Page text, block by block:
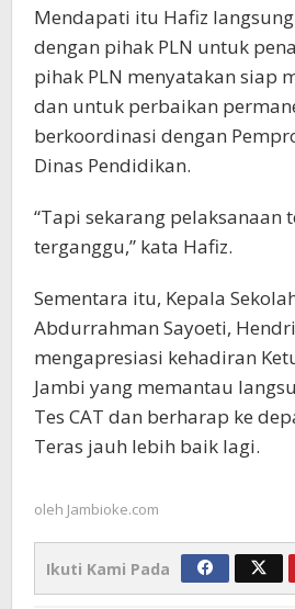
Mendapati itu Hafiz
dengan pihak PLN untuk
pihak PLN menyatakan siap
dan untuk perbaikan
berkoordinasi dengan
Dinas Pendidikan.
“Tapi sekarang pelaksanaan
terganggu,” kata Hafiz.
Sementara itu, Kepala
Abdurrahman Sayoeti,
mengapresiasi kehadiran
Jambi yang memantau
Tes CAT dan berharap ke
Teras jauh lebih baik lagi.
oleh Jambioke.com
Ikuti Kami Pada